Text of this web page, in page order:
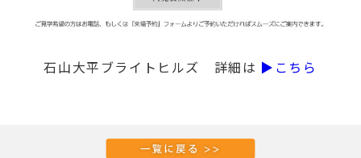
石山大平ブライトヒルズ 詳細は ▶こちら